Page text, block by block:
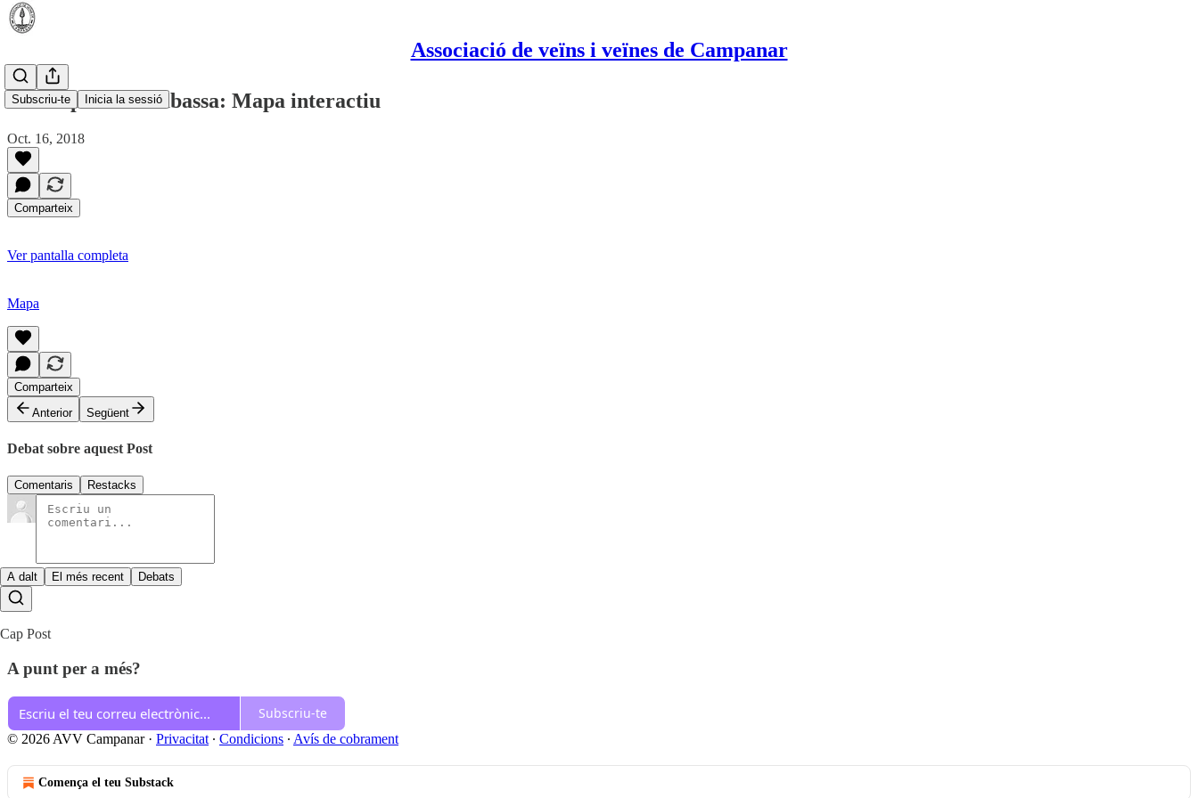
Associació de veïns i veïnes de Campanar
Subscriu-te Inicia la sessió
Massa per la carabassa: Mapa interactiu
Oct. 16, 2018
Comparteix
Ver pantalla completa
Mapa
Comparteix
Anterior
Següent
Debat sobre aquest Post
Comentaris Restacks
A dalt El més recent Debats
Cap Post
A punt per a més?
Subscriu-te
© 2026 AVV Campanar· Privacitat ∙ Condicions ∙ Avís de cobrament
Comença el teu Substack